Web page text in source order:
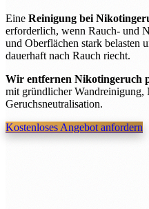
Eine Reinigung bei
erforderlich, wenn Rauch- und
und Oberflächen stark belasten
dauerhaft nach Rauch riecht.
Wir entfernen Nikotingeruch
mit gründlicher
Geruchsneutralisation.
Kostenloses Angebot anfordern